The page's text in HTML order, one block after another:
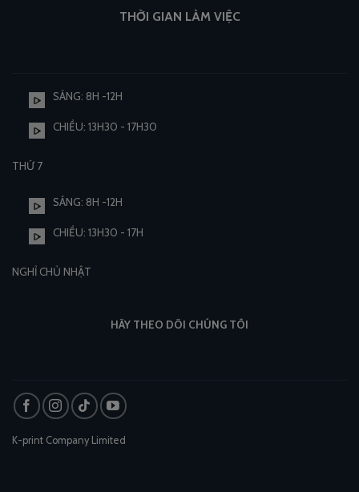
THỜI GIAN LÀM VIỆC
SÁNG: 8H -12H
CHIỀU: 13H30 - 17H30
THỨ 7
SÁNG: 8H -12H
CHIỀU: 13H30 - 17H
NGHỈ CHỦ NHẬT
HÃY THEO DÕI CHÚNG TÔI
K-print Company Limited